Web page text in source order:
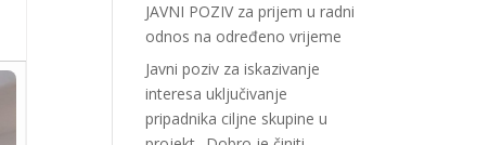
JAVNI POZIV za prijem u radni
odnos na određeno vrijeme
Javni poziv za iskazivanje
interesa uključivanje
pripadnika ciljne skupine u